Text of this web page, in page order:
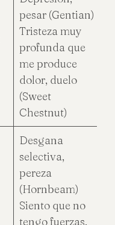
pesar (Gentian)
Tristeza muy
profunda que
me produce
dolor, duelo
(Sweet
Chestnut)
Desgana
selectiva,
pereza
(Hornbeam)
Siento que no
tengo fuerzas,